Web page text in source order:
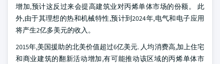
增加,预计这反过来会提高建筑业对丙烯单体市场的份额。 此
外,由于其理想的热和机械特性,预计到2024年,电气和电子应用
将产生2亿多美元的收入。
2015年,美国援助的北美价值超过6亿美元. 人均消费高,加上住宅
和商业建筑的翻新活动增加,有可能推动该区域的丙烯单体市